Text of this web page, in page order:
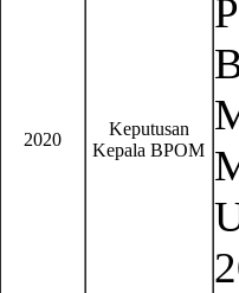
2020
Keputusan
Kepala BPOM